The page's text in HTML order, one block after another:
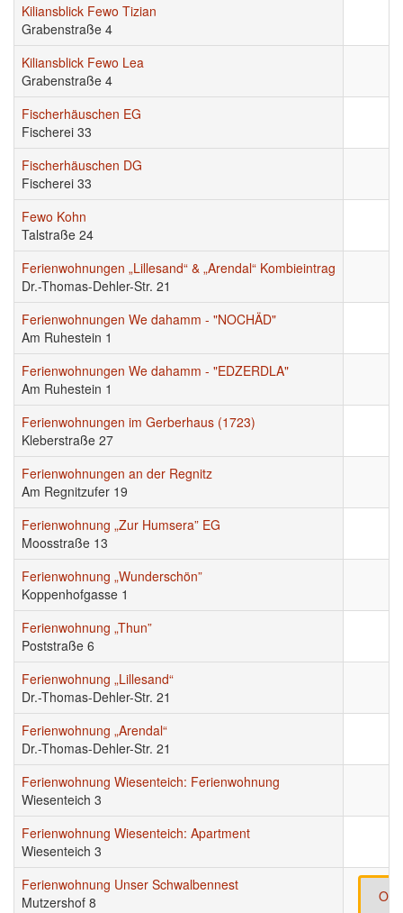
Kiliansblick Fewo Tizian
Grabenstraße 4
Kiliansblick Fewo Lea
Grabenstraße 4
Fischerhäuschen EG
Fischerei 33
Fischerhäuschen DG
Fischerei 33
Fewo Kohn
Talstraße 24
Ferienwohnungen „Lillesand“ & „Arendal“ Kombieintrag
Dr.-Thomas-Dehler-Str. 21
Ferienwohnungen We dahamm - "NOCHÄD"
Am Ruhestein 1
Ferienwohnungen We dahamm - "EDZERDLA"
Am Ruhestein 1
Ferienwohnungen im Gerberhaus (1723)
Kleberstraße 27
Ferienwohnungen an der Regnitz
Am Regnitzufer 19
Ferienwohnung „Zur Humsera” EG
Moosstraße 13
Ferienwohnung „Wunderschön”
Koppenhofgasse 1
Ferienwohnung „Thun”
Poststraße 6
Ferienwohnung „Lillesand“
Dr.-Thomas-Dehler-Str. 21
Ferienwohnung „Arendal“
Dr.-Thomas-Dehler-Str. 21
Ferienwohnung Wiesenteich: Ferienwohnung
Wiesenteich 3
Ferienwohnung Wiesenteich: Apartment
Wiesenteich 3
Ferienwohnung Unser Schwalbennest
Mutzershof 8